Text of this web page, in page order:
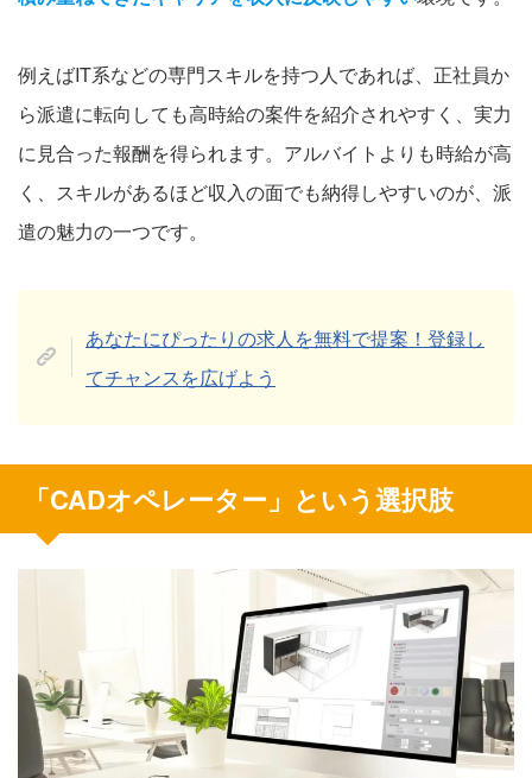
例えばIT系などの専門スキルを持つ人であれば、正社員か
ら派遣に転向しても高時給の案件を紹介されやすく、実力
に見合った報酬を得られます。アルバイトよりも時給が高
く、スキルがあるほど収入の面でも納得しやすいのが、派
遣の魅力の一つです。
あなたにぴったりの求人を無料で提案！登録し
てチャンスを広げよう
「CADオペレーター」という選択肢